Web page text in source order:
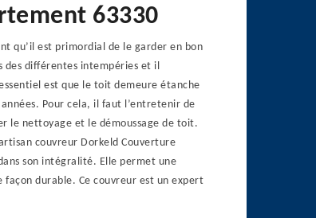
63330
qu’il est primordial de le garder en bon
des différentes intempéries et il
est que le toit demeure étanche
Pour cela, il faut l’entretenir de
le nettoyage et le démoussage de toit.
couvreur Dorkeld Couverture
son intégralité. Elle permet une
durable. Ce couvreur est un expert